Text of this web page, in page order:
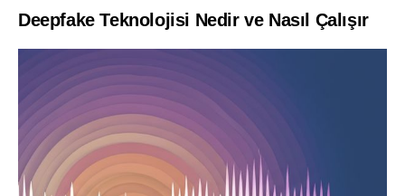
Deepfake Teknolojisi Nedir ve Nasıl Çalışır